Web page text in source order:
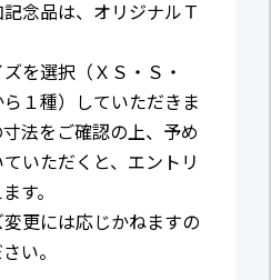
念品は、オリジナルＴ
を選択（ＸＳ・Ｓ・
１種）していただきま
法をご確認の上、予め
いただくと、エントリ
す。
更には応じかねますの
い。